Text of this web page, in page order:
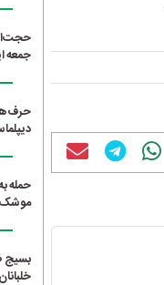
جمعه
حمله
موشک
بسیج